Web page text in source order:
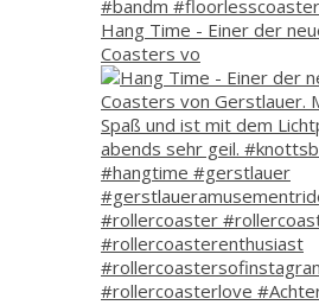
Hang Time - Einer der
Coasters vo